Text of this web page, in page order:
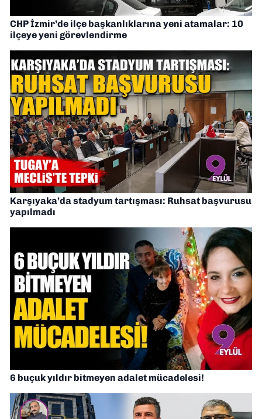
CHP İzmir’de ilçe başkanlıklarına yeni atamalar: 10
ilçeye yeni görevlendirme
Karşıyaka’da stadyum tartışması: Ruhsat başvurusu
yapılmadı
6 buçuk yıldır bitmeyen adalet mücadelesi!